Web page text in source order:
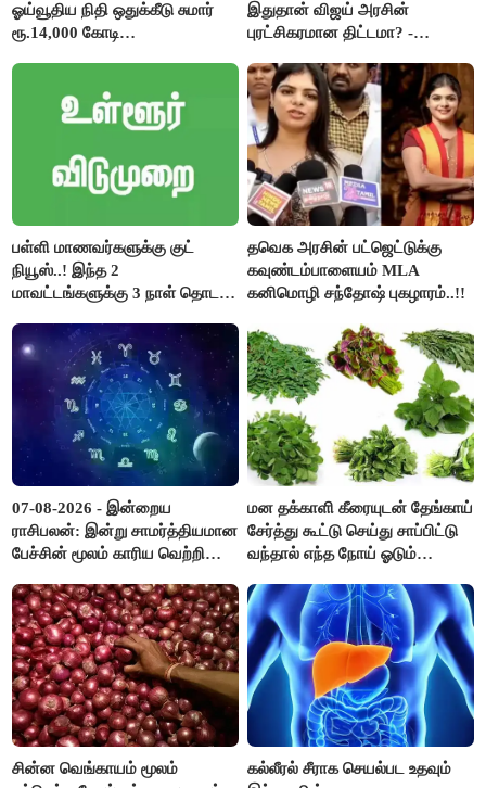
ஓய்வூதிய நிதி ஒதுக்கீடு சுமார்
ரூ.14,000 கோடி
இதுதான் விஜய் அரசின்
புரட்சிகரமான திட்டமா? -
பள்ளி மாணவர்களுக்கு குட்
நியூஸ்..! இந்த 2
மாவட்டங்களுக்கு 3 நாள் தொடர்
தவெக அரசின் பட்ஜெட்டுக்கு
கவுண்டம்பாளையம் MLA
கனிமொழி சந்தோஷ் புகழாரம்..!!
07-08-2026 - இன்றைய
ராசிபலன்: இன்று சாமர்த்தியமான
பேச்சின் மூலம் காரிய வெற்றி
பொறுப்புகளை ஒப்படைப்பதில்
கவனம் தேவை..!
மன தக்காளி கீரையுடன் தேங்காய்
சேர்த்து கூட்டு செய்து சாப்பிட்டு
வந்தால் எந்த நோய் ஓடும்
சின்ன வெங்காயம் மூலம்
கல்லீரல் சீராக செயல்பட உதவும்